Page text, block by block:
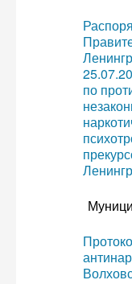
по